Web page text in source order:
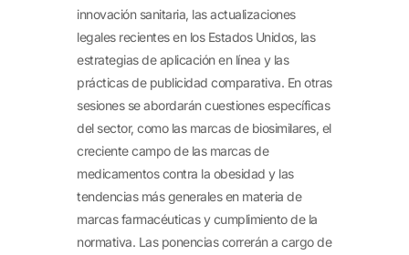
innovación sanitaria, las actualizaciones
legales recientes en los Estados Unidos, las
estrategias de aplicación en línea y las
prácticas de publicidad comparativa. En otras
sesiones se abordarán cuestiones específicas
del sector, como las marcas de biosimilares, el
creciente campo de las marcas de
medicamentos contra la obesidad y las
tendencias más generales en materia de
marcas farmacéuticas y cumplimiento de la
normativa. Las ponencias correrán a cargo de